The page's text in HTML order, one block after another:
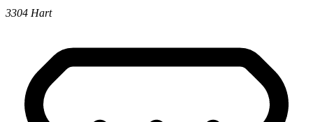
3304 Hart